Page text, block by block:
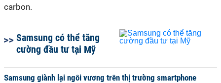
carbon.
Samsung có thể tăng
cường đầu tư tại Mỹ
Samsung giành lại ngôi vương trên thị trường smartphone